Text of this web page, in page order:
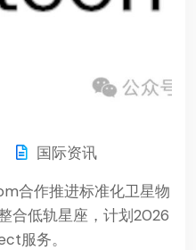
国际资讯
合作推进标准化卫星物
合低轨星座，计划2026
服务。